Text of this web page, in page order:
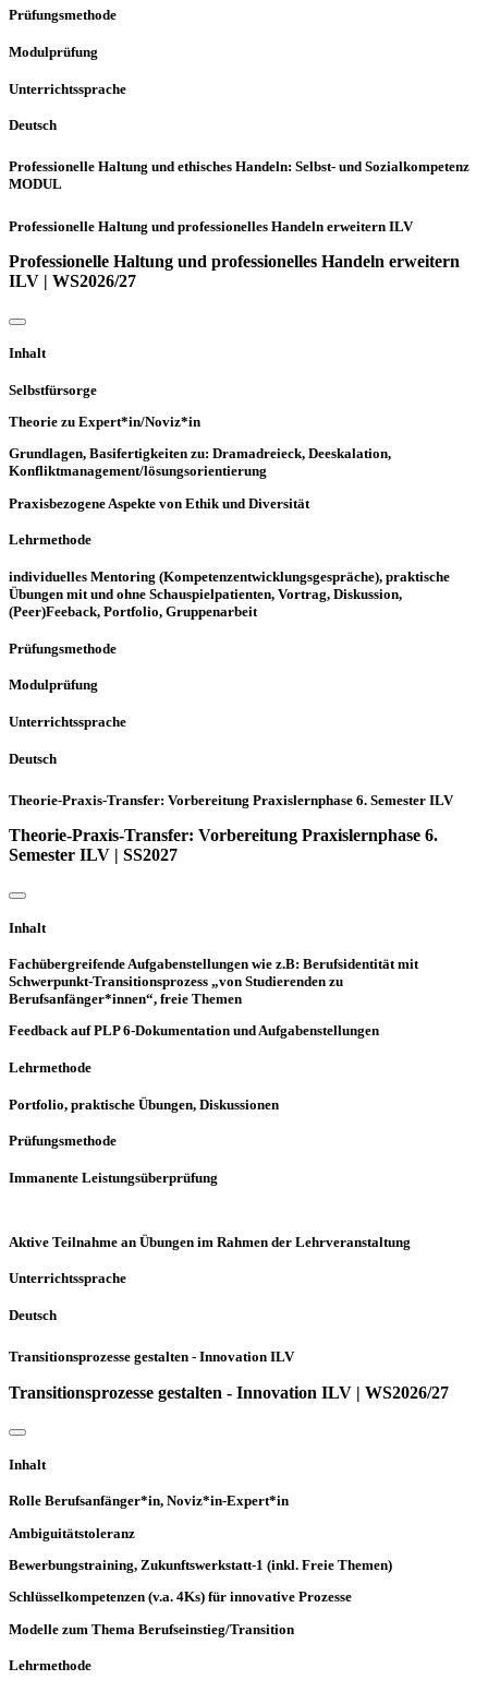
Prüfungsmethode
Modulprüfung
Unterrichtssprache
Deutsch
Professionelle Haltung und ethisches Handeln: Selbst- und Sozialkompetenz
MODUL
Professionelle Haltung und professionelles Handeln erweitern ILV
Professionelle Haltung und professionelles Handeln erweitern
ILV | WS2026/27
Inhalt
Selbstfürsorge
Theorie zu Expert*in/Noviz*in
Grundlagen, Basifertigkeiten zu: Dramadreieck, Deeskalation,
Konfliktmanagement/lösungsorientierung
Praxisbezogene Aspekte von Ethik und Diversität
Lehrmethode
individuelles Mentoring (Kompetenzentwicklungsgespräche), praktische
Übungen mit und ohne Schauspielpatienten, Vortrag, Diskussion,
(Peer)Feeback, Portfolio, Gruppenarbeit
Prüfungsmethode
Modulprüfung
Unterrichtssprache
Deutsch
Theorie-Praxis-Transfer: Vorbereitung Praxislernphase 6. Semester ILV
Theorie-Praxis-Transfer: Vorbereitung Praxislernphase 6.
Semester ILV | SS2027
Inhalt
Fachübergreifende Aufgabenstellungen wie z.B: Berufsidentität mit
Schwerpunkt-Transitionsprozess „von Studierenden zu
Berufsanfänger*innen“, freie Themen
Feedback auf PLP 6-Dokumentation und Aufgabenstellungen
Lehrmethode
Portfolio, praktische Übungen, Diskussionen
Prüfungsmethode
Immanente Leistungsüberprüfung
Aktive Teilnahme an Übungen im Rahmen der Lehrveranstaltung
Unterrichtssprache
Deutsch
Transitionsprozesse gestalten - Innovation ILV
Transitionsprozesse gestalten - Innovation ILV | WS2026/27
Inhalt
Rolle Berufsanfänger*in, Noviz*in-Expert*in
Ambiguitätstoleranz
Bewerbungstraining, Zukunftswerkstatt-1 (inkl. Freie Themen)
Schlüsselkompetenzen (v.a. 4Ks) für innovative Prozesse
Modelle zum Thema Berufseinstieg/Transition
Lehrmethode